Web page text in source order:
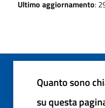
Ultimo aggiornamento:
Quanto sono
su questa